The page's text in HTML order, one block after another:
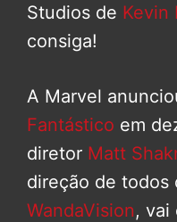
Studios de Kevin
consiga!
A Marvel
Fantástico em
diretor Matt
direção de todos
WandaVision, vai